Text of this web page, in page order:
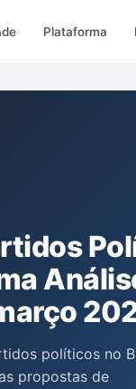
Plataforma
políticos no
propostas de